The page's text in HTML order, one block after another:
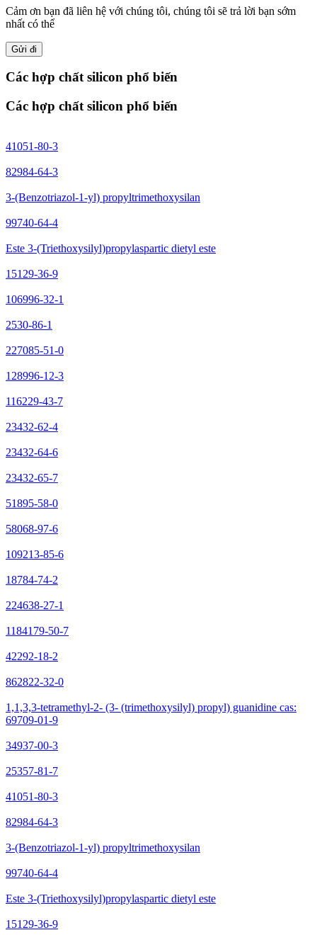
Cảm ơn bạn đã liên hệ với chúng tôi, chúng tôi sẽ trả lời bạn sớm
nhất có thể
Gửi đi
Các hợp chất silicon phổ biến
Các hợp chất silicon phổ biến
41051-80-3
82984-64-3
3-(Benzotriazol-1-yl) propyltrimethoxysilan
99740-64-4
Este 3-(Triethoxysilyl)propylaspartic dietyl este
15129-36-9
106996-32-1
2530-86-1
227085-51-0
128996-12-3
116229-43-7
23432-62-4
23432-64-6
23432-65-7
51895-58-0
58068-97-6
109213-85-6
18784-74-2
224638-27-1
1184179-50-7
42292-18-2
862822-32-0
1,1,3,3-tetramethyl-2- (3- (trimethoxysilyl) propyl) guanidine cas:
69709-01-9
34937-00-3
25357-81-7
41051-80-3
82984-64-3
3-(Benzotriazol-1-yl) propyltrimethoxysilan
99740-64-4
Este 3-(Triethoxysilyl)propylaspartic dietyl este
15129-36-9